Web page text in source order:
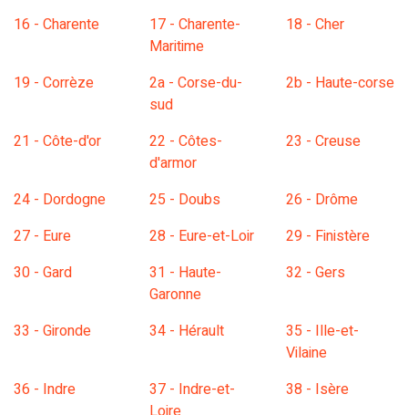
16 - Charente
17 - Charente-
Maritime
18 - Cher
19 - Corrèze
2a - Corse-du-
sud
2b - Haute-corse
21 - Côte-d'or
22 - Côtes-
d'armor
23 - Creuse
24 - Dordogne 25 - Doubs
26 - Drôme
27 - Eure
28 - Eure-et-Loir
29 - Finistère
30 - Gard
31 - Haute-
Garonne
32 - Gers
33 - Gironde 34 - Hérault
35 - Ille-et-
Vilaine
36 - Indre
37 - Indre-et-
38 - Isère